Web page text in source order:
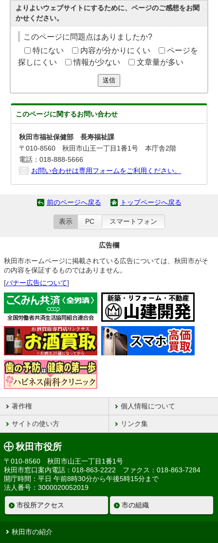
よりよいウェブサイトにするために、ページのご感想をお聞
かせください。
このページに問題点はありましたか?
特にない
内容が分かりにくい
ページを
探しにくい
情報が少ない 文章量が多い
送信
このページに関するお問い合わせ
秋田市福祉保健部 長寿福祉課
〒010-8560 秋田市山王一丁目1番1号 本庁舎2階
電話：018-888-5666
お問い合わせは専用フォームをご利用ください。
前のページへ戻る トップページへ戻る
表示 PC スマートフォン
広告欄
秋田市ホームページに掲載されている広告については、秋田市がそ
の内容を保証するものではありません。
[バナー広告について]
著作権 個人情報について
サイトの使い方 リンク集
秋田市役所
〒010-8560 秋田市山王一丁目1番1号
秋田市窓口案内電話：018-863-2222 ファクス：018-863-7284
開庁時間：平日 午前8時30分から午後5時15分まで
法人番号：3000020052019
市役所アクセス 市の組織
秋田市の紹介